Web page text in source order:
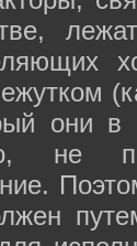
они в
не